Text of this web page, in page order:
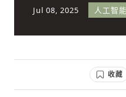
Jul 08, 2025 人工智能
收藏